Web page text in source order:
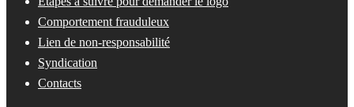
Comportement frauduleux
Lien de non-responsabilité
Syndication
Contacts